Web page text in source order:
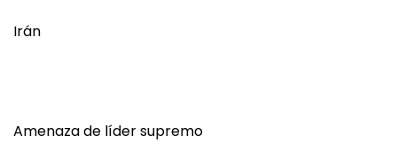
Irán
Amenaza de líder supremo